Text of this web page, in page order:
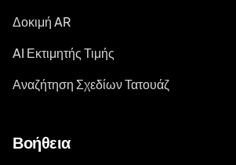
Δοκιμή AR
AI Εκτιμητής Τιμής
Αναζήτηση Σχεδίων Τατουάζ
Βοήθεια